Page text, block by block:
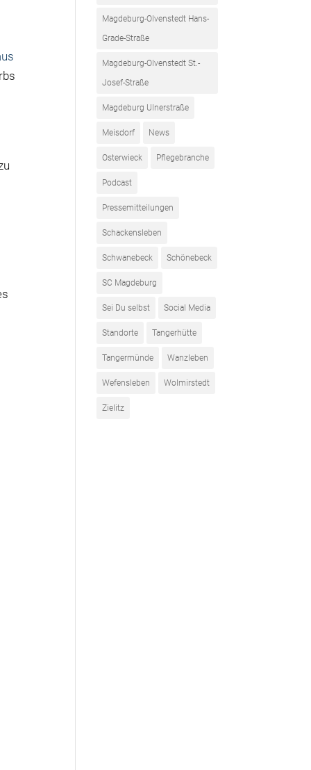
Magdeburg-Olvenstedt Hans-
Grade-Straße
Magdeburg-Olvenstedt St.-
Josef-Straße
Magdeburg Ulnerstraße
Meisdorf News
Osterwieck Pflegebranche
Podcast
Pressemitteilungen
Schackensleben
Schwanebeck Schönebeck
SC Magdeburg
Sei Du selbst Social Media
Standorte Tangerhütte
Tangermünde Wanzleben
Wefensleben Wolmirstedt
Zielitz